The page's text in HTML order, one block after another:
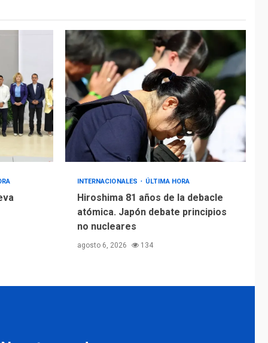
INTERNACIONALES ÚLTIMA HORA
Hiroshima 81 años de la debacle
atómica. Japón debate principios
no nucleares
agosto 6, 2026 134